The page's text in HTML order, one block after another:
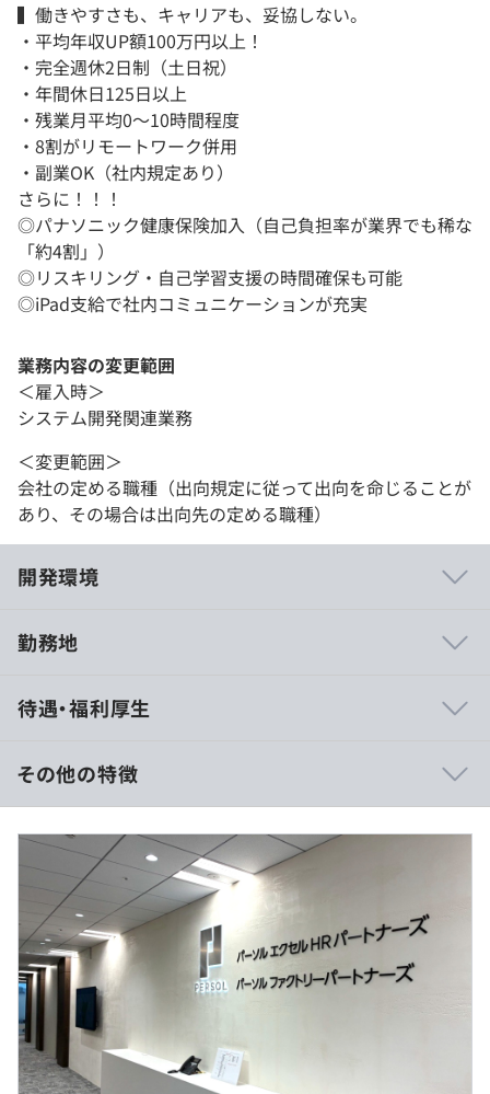
▍働きやすさも、キャリアも、妥協しない。
・平均年収UP額100万円以上！
・完全週休2日制（土日祝）
・年間休日125日以上
・残業月平均0〜10時間程度
・8割がリモートワーク併用
・副業OK（社内規定あり）
さらに！！！
◎パナソニック健康保険加入（自己負担率が業界でも稀な
「約4割」）
◎リスキリング・自己学習支援の時間確保も可能
◎iPad支給で社内コミュニケーションが充実
業務内容の変更範囲
＜雇入時＞
システム開発関連業務
＜変更範囲＞
会社の定める職種（出向規定に従って出向を命じることが
あり、その場合は出向先の定める職種）
開発環境
較的高いマシンを支給されることがほとんどです。
就業先によって異なります。
勤務地
待遇・福利厚生
・月給:290,000円～480,000円
※経験・能力等を考慮し決定します
※諸手当（残業手当、交通費等）は別途支給します
※賞与年2回支給
年収例：
年収500万円／ 25歳（※賞与年2回+残業手当20H/月想
定）
年収560万円／ 30歳（※賞与年2回+残業手当20H/月想
定）
年収750万円／ 40歳（※賞与年2回+残業手当20H/月想
定）
その他の特徴